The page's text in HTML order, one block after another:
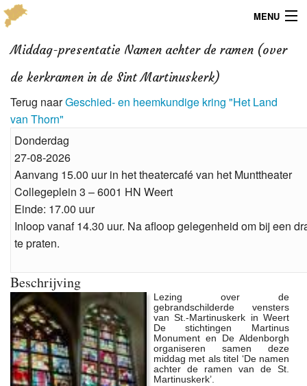
MENU
Menu
Publicaties
Dialect
Locaties
Kaarten
Overig
Verenigingsinfo
Middag-presentatie Namen achter de ramen (over
de kerkramen in de Sint Martinuskerk)
Terug naarGeschied- en heemkundige kring "Het Land
van Thorn"
Donderdag
27-08-2026
Aanvang 15.00 uur in het theatercafé van het Munttheater
Collegeplein 3 – 6001 HN Weert
Einde: 17.00 uur
Inloop vanaf 14.30 uur. Na afloop gelegenheid om bij een
te praten.
Beschrijving
Lezing over de
gebrandschilderde vensters
van St.-Martinuskerk in Weert
De stichtingen Martinus
Monument en De Aldenborgh
organiseren samen deze
middag met als titel ‘De namen
achter de ramen van de St.
Martinuskerk’.